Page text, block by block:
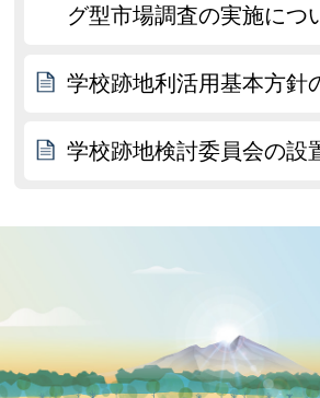
グ型市場調査の実施につ
学校跡地利活用基本方針
学校跡地検討委員会の設